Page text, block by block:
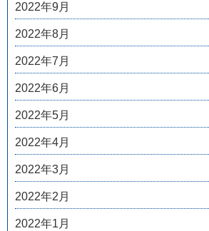
2022年9月
2022年8月
2022年7月
2022年6月
2022年5月
2022年4月
2022年3月
2022年2月
2022年1月